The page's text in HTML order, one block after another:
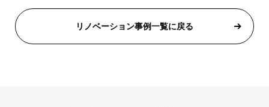
リノベーション事例一覧に戻る